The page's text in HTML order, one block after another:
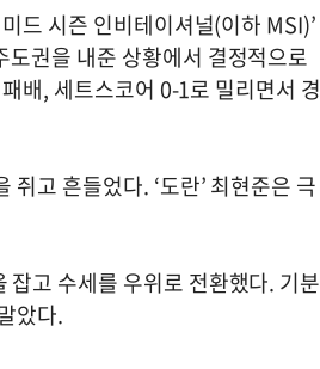
드 시즌 인비테이셔널(이하 MSI)’
권을 내준 상황에서 결정적으로
배, 세트스코어 0-1로 밀리면서 경
고 흔들었다. ‘도란’ 최현준은 극
고 수세를 우위로 전환했다. 기분
았다.